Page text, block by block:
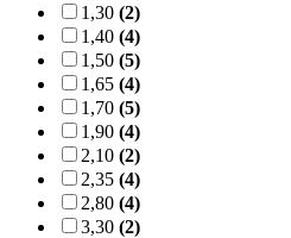
1,30 (2)
1,40 (4)
1,50 (5)
1,65 (4)
1,70 (5)
1,90 (4)
2,10 (2)
2,35 (4)
2,80 (4)
3,30 (2)